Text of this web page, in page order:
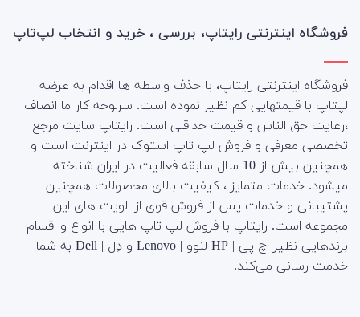
فروشگاه اینترنتی رایتاپ، بررسی ، خرید و انتخاب لپ‌تاپ
فروشگاه اینترنتی رایتاپ، با حذف واسطه ها اقدام به عرضه
لپتاپ با قیمتهایی کم نظیر نموده است. سرلوحه کار ما انصاف
،رعایت حق الناس و قیمت حداقلی است. رایتاپ سایت مرجع
تخصصی معرفی و فروش لپ تاپ استوک در اینترنت است و
همچنین بیش از 10 سال سابقه فعالیت در ایران شناخته
میشود. خدمات متمایز ، کیفیت بالای محصولات همچنین
پشتیبانی و خدمات پس از فروش قوی از الویت های این
مجموعه است. رایتاپ با فروش لپ تاپ هایی با انواع و اقسام
برندهایی نظیر اچ پی | HP لنوو | Lenovo و دِل | Dell به شما
خدمت رسانی می‌کند.